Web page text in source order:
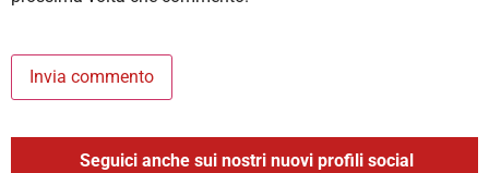
Seguici anche sui nostri nuovi profili social